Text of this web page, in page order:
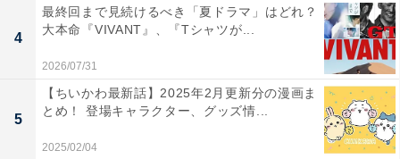
4
最終回まで見続けるべき「夏ドラマ」はどれ？
大本命『VIVANT』、『Tシャツが...
2026/07/31
5
【ちいかわ最新話】2025年2月更新分の漫画ま
とめ！ 登場キャラクター、グッズ情...
2025/02/04